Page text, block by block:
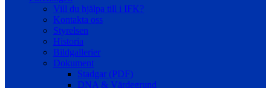
Vill du hjälpa till i IFK?
Kontakta oss
Styrelsen
Historia
Bildgallerier
Dokument
Stadgar (PDF)
DNA & Värdegrund